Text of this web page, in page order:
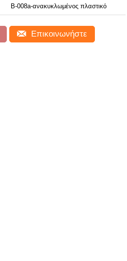
Β-008a-ανακυκλωμένος πλαστικό
Επικοινωνήστε